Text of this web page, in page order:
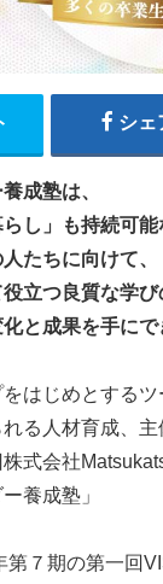
シェ
成塾は、
らし」も持続可
たちに向けて、
立つ良質な学び
と成果を手に
はじめとするツ
る人材育成、
式会社
養成塾」
７期の第一回